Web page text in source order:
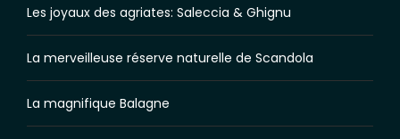
Les joyaux des agriates: Saleccia & Ghignu
La merveilleuse réserve naturelle de Scandola
La magnifique Balagne